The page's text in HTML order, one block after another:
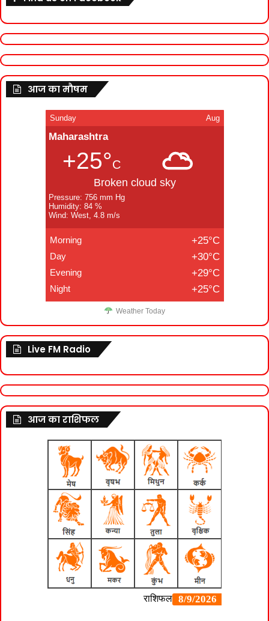
आज का मौषम
Sunday Aug
Maharashtra
+25°C
Broken cloud sky
Pressure: 756 mm Hg
Humidity: 84 %
Wind: West, 4.8 m/s
Morning +25°C
Day +30°C
Evening +29°C
Night +25°C
Weather Today
Live FM Radio
आज का राशिफल